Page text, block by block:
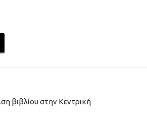
βιβλίου στην Κεντρική